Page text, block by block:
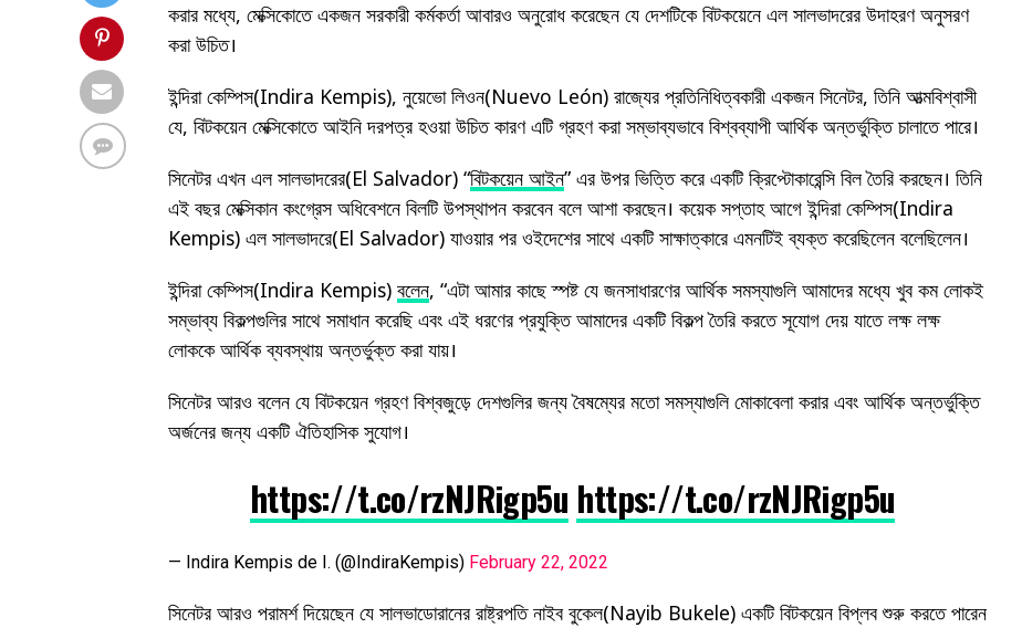
করার মধ্যে, মেক্সিকোতে একজন সরকারী কর্মকর্তা আবারও অনুরোধ করেছেন যে দেশটিকে বিটকয়েনে এল সালভাদরের উদাহরণ অনুসরণ
করা উচিত।
ইন্দিরা কেম্পিস(Indira Kempis), নুয়েভো লিওন(Nuevo León) রাজ্যের প্রতিনিধিত্বকারী একজন সিনেটর, তিনি আত্মবিশ্বাসী
যে, বিটকয়েন মেক্সিকোতে আইনি দরপত্র হওয়া উচিত কারণ এটি গ্রহণ করা সম্ভাব্যভাবে বিশ্বব্যাপী আর্থিক অন্তর্ভুক্তি চালাতে পারে।
সিনেটর এখন এল সালভাদরের(El Salvador) “বিটকয়েন আইন” এর উপর ভিত্তি করে একটি ক্রিপ্টোকারেন্সি বিল তৈরি করছেন। তিনি
এই বছর মেক্সিকান কংগ্রেস অধিবেশনে বিলটি উপস্থাপন করবেন বলে আশা করছেন। কয়েক সপ্তাহ আগে ইন্দিরা কেম্পিস(Indira
Kempis) এল সালভাদরে(El Salvador) যাওয়ার পর ওইদেশের সাথে একটি সাক্ষাত্কারে এমনটিই ব্যক্ত করেছিলেন বলেছিলেন।
ইন্দিরা কেম্পিস(Indira Kempis) বলেন, “এটা আমার কাছে স্পষ্ট যে জনসাধারণের আর্থিক সমস্যাগুলি আমাদের মধ্যে খুব কম লোকই
সম্ভাব্য বিকল্পগুলির সাথে সমাধান করেছি এবং এই ধরণের প্রযুক্তি আমাদের একটি বিকল্প তৈরি করতে সূযোগ দেয় যাতে লক্ষ লক্ষ
লোককে আর্থিক ব্যবস্থায় অন্তর্ভুক্ত করা যায়।
সিনেটর আরও বলেন যে বিটকয়েন গ্রহণ বিশ্বজুড়ে দেশগুলির জন্য বৈষম্যের মতো সমস্যাগুলি মোকাবেলা করার এবং আর্থিক অন্তর্ভুক্তি
অর্জনের জন্য একটি ঐতিহাসিক সুযোগ।
https://t.co/rzNJRigp5u https://t.co/rzNJRigp5u
— Indira Kempis de I. (@IndiraKempis) February 22, 2022
সিনেটর আরও পরামর্শ দিয়েছেন যে সালভাডোরানের রাষ্ট্রপতি নাইব বুকেল(Nayib Bukele) একটি বিটকয়েন বিপ্লব শুরু করতে পারেন